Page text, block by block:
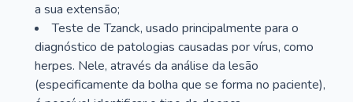
a sua extensão;
Teste de Tzanck, usado principalmente para o
diagnóstico de patologias causadas por vírus, como
herpes. Nele, através da análise da lesão
(especificamente da bolha que se forma no paciente),